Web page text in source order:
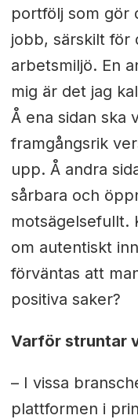
portfölj som gör
jobb, särskilt för
arbetsmiljö. En
mig är det jag
Å ena sidan ska
framgångsrik
upp. Å andra
sårbara och
motsägelsefullt.
om autentiskt
förväntas att
positiva saker?
Varför struntar
– I vissa
plattformen i